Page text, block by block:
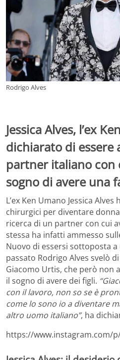
Rodrigo Alves
Jessica Alves, l’ex
dichiarato di essere
partner italiano con
sogno di avere una
L’ex Ken Umano Jessica
chirurgici per diventare
ricerca di un partner con cui
stessa ha infatti ammesso
Nuovo di essersi sottoposta
passato Rodrigo Alves svelò
Giacomo Urtis, che però non
il sogno di avere dei figli.
con il lavoro, non so se è
come lo sono io a diventare
altro uomo italiano”, ha
https://www.instagram.com/